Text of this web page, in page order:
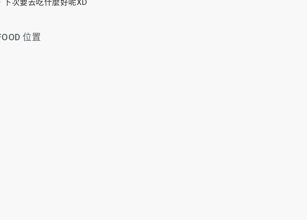
下次要去吃什麼好呢XD
位置